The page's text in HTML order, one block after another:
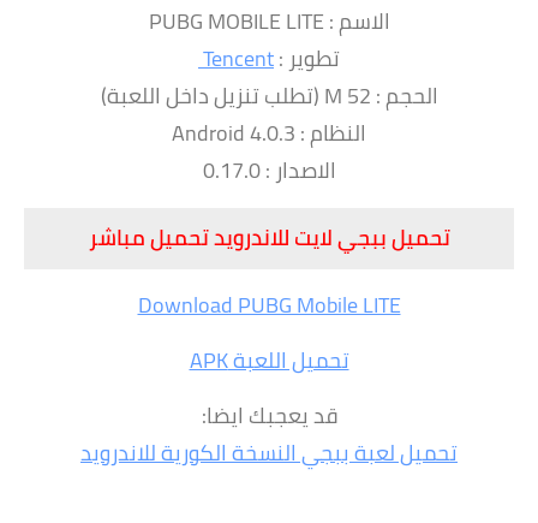
الاسم : PUBG MOBILE LITE
تطوير :Tencent
الحجم : 52 M (تطلب تنزيل داخل اللعبة)
النظام : Android 4.0.3
الاصدار : 0.17.0
تحميل ببجي لايت للاندرويد تحميل مباشر
Download PUBG Mobile LITE
تحميل اللعبة APK
قد يعجبك ايضا:
تحميل لعبة ببجي النسخة الكورية للاندرويد